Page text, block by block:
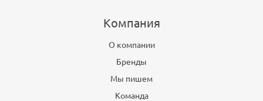
Компания
О компании
Бренды
Мы пишем
Команда